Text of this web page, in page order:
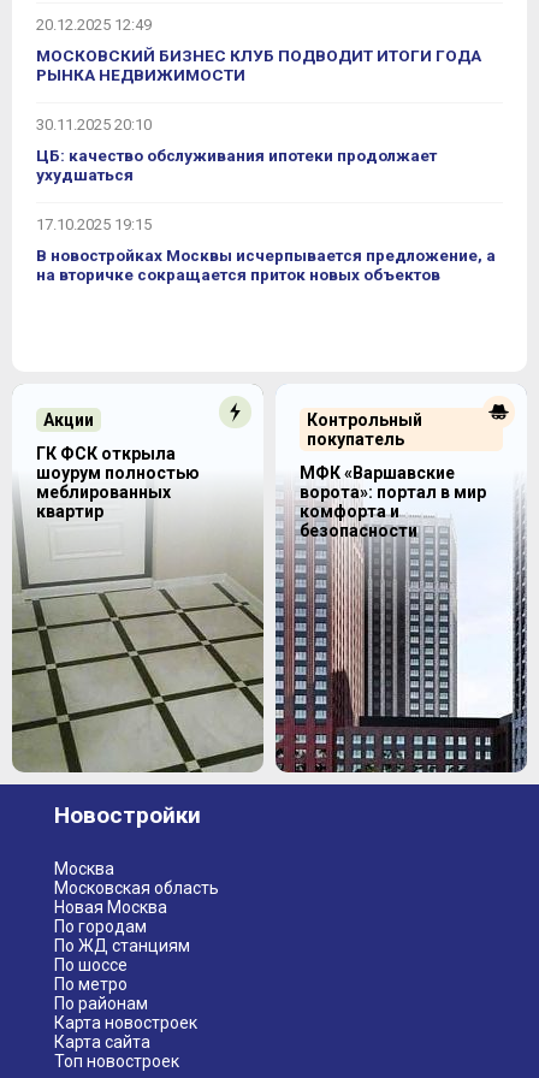
20.12.2025 12:49
МОСКОВСКИЙ БИЗНЕС КЛУБ ПОДВОДИТ ИТОГИ ГОДА
РЫНКА НЕДВИЖИМОСТИ
30.11.2025 20:10
ЦБ: качество обслуживания ипотеки продолжает
ухудшаться
17.10.2025 19:15
В новостройках Москвы исчерпывается предложение, а
на вторичке сокращается приток новых объектов
Контрольный
покупатель
МФК «Варшавские
ворота»: портал в мир
комфорта и
безопасности
Акции
ГК ФСК открыла
шоурум полностью
меблированных
квартир
Новостройки
Москва
Московская область
Новая Москва
По городам
По ЖД станциям
По шоссе
По метро
По районам
Карта новостроек
Карта сайта
Топ новостроек